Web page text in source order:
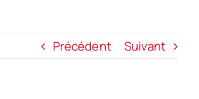
Précédent Suivant